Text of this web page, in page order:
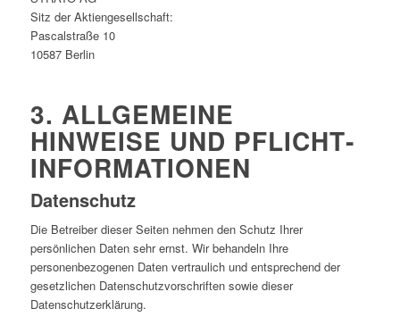
Sitz der Aktiengesellschaft:
Pascalstraße 10
10587 Berlin
3. ALLGEMEINE
HINWEISE UND PFLICHT­
INFORMATIONEN
Datenschutz
Die Betreiber dieser Seiten nehmen den Schutz Ihrer
persönlichen Daten sehr ernst. Wir behandeln Ihre
personenbezogenen Daten vertraulich und entsprechend der
gesetzlichen Datenschutzvorschriften sowie dieser
Datenschutzerklärung.